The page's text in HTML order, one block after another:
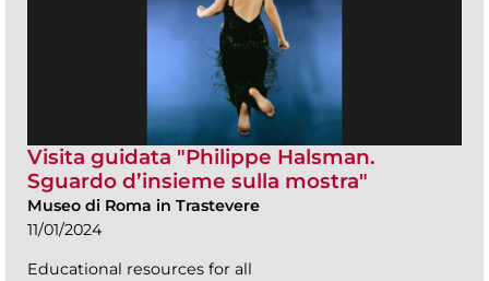
Visita guidata "Philippe Halsman.
Sguardo d’insieme sulla mostra"
Museo di Roma in Trastevere
11/01/2024
Educational resources for all